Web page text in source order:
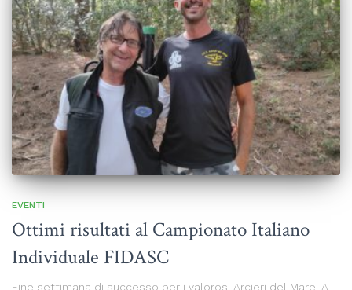
EVENTI
Ottimi risultati al Campionato Italiano
Individuale FIDASC
Fine settimana di successo per i valorosi Arcieri del Mare. A